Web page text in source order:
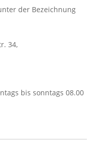
der Bezeichnung
34,
bis sonntags 08.00